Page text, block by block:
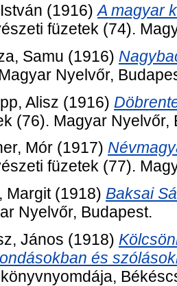
(1916)A magyar
füzetek (74).
Samu (1916)
Nyelvőr,
Alisz (1916)
(76). Magyar Nyelvőr,
Mór (1917)
füzetek (77).
Margit(1918) Baksai
Nyelvőr, Budapest.
János (1918)
és